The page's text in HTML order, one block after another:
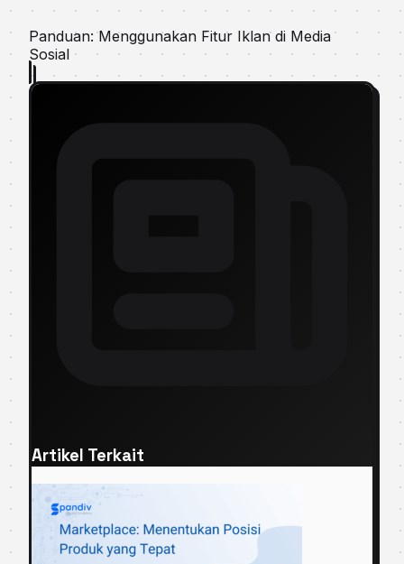
Panduan: Menggunakan Fitur Iklan di Media
Sosial
Artikel Terkait